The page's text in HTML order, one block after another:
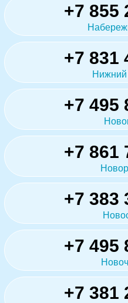
+7 855
+7 831
Нижний
+7 495
+7 861
+7 383
+7 495
+7 381